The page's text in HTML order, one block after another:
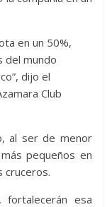
en un 50%,
del mundo
dijo el
Club
al ser de menor
pequeños en
cruceros.
esa